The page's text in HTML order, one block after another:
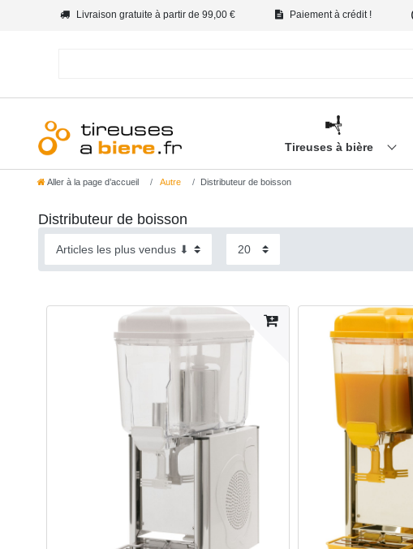
Livraison gratuite à partir de 99,00 € Paiement à crédit !
Tireuses à bière
Aller à la page d’accueil Autre Distributeur de boisson
Distributeur de boisson